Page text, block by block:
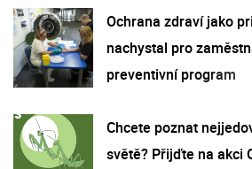
Ochrana zdraví jako
nachystal pro
preventivní program
Chcete poznat
světě? Přijďte na akci